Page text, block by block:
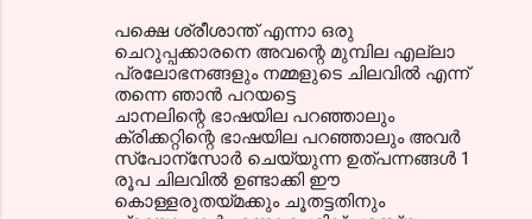
പക്ഷെ ശ്രീശാന്ത് എന്നാ ഒരു
ചെറുപ്പക്കാരനെ അവന്റെ മുമ്പില എല്ലാ
പ്രലോഭനങ്ങളും നമ്മളുടെ ചിലവിൽ എന്ന്
തന്നെ ഞാൻ പറയട്ടെ
ചാനലിന്റെ ഭാഷയില പറഞ്ഞാലും
ക്രിക്കറ്റിന്റെ ഭാഷയില പറഞ്ഞാലും അവർ
സ്പോന്സോർ ചെയ്യുന്ന ഉത്പന്നങ്ങൾ 1
രൂപ ചിലവിൽ ഉണ്ടാക്കി ഈ
കൊള്ളരുതയ്മക്കും ചൂതട്ടതിനും